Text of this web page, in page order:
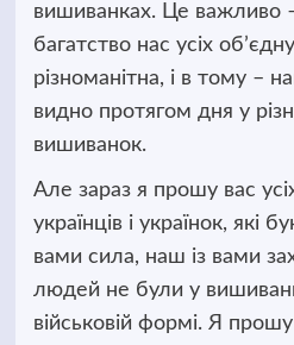
вишиванках. Це важливо
багатство нас усіх
різноманітна, і в тому –
видно протягом дня у
вишиванок.
Але зараз я прошу вас
українців і українок, які
вами сила, наш із вами
людей не були у
військовій формі. Я